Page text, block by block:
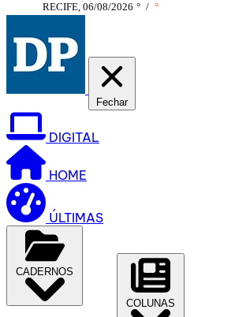
RECIFE, 06/08/2026 ° / °
Fechar
DIGITAL
HOME
ÚLTIMAS
CADERNOS
COLUNAS